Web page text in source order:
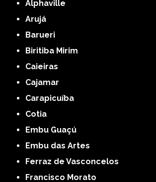
Alphaville
Arujá
Barueri
Biritiba Mirim
Caieiras
Cajamar
Carapicuíba
Cotia
Embu Guaçú
Embu das Artes
Ferraz de Vasconcelos
Francisco Morato